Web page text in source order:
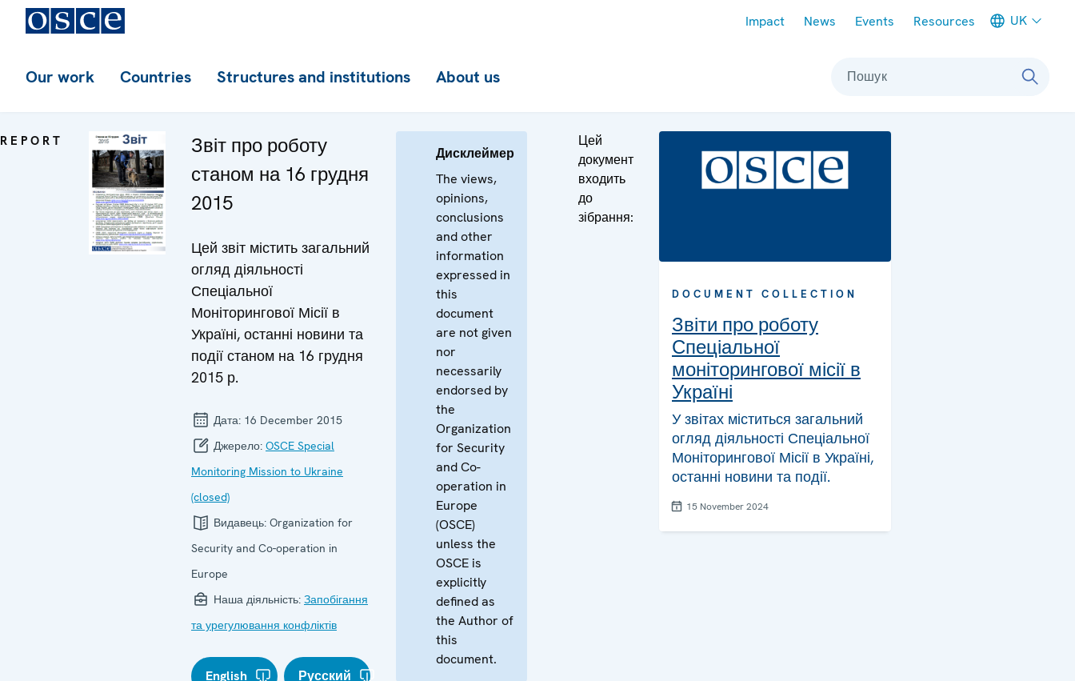
Impact News Events Resources UK
Our work Countries Structures and institutions About us Пошук
REPORT
Звіт про роботу
станом на 16 грудня
2015
Цей звіт містить загальний
огляд діяльності
Спеціальної
Моніторингової Місії в
Україні, останні новини та
події станом на 16 грудня
2015 р.
Дата: 16 December 2015
Джерело: OSCE Special
Monitoring Mission to Ukraine
(closed)
Видавець: Organization for
Security and Co-operation in
Europe
Наша діяльність: Запобігання
та урегулювання конфліктів
English Русский
Дисклеймер
The views,
opinions,
conclusions
and other
information
expressed in
this
document
are not given
nor
necessarily
endorsed by
the
Organization
for Security
and Co-
operation in
Europe
(OSCE)
unless the
OSCE is
explicitly
defined as
the Author of
this
document.
Цей
документ
входить
до
зібрання:
DOCUMENT COLLECTION
Звіти про роботу
Спеціальної
моніторингової місії в
Україні
У звітах міститься загальний
огляд діяльності Спеціальної
Моніторингової Місії в Україні,
останні новини та події.
15 November 2024